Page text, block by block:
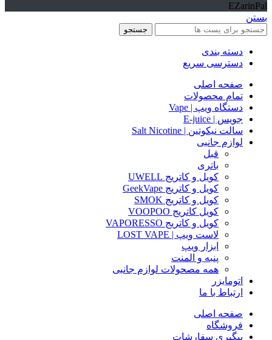
EZarinPal
بستن
جستجو
دسته بندی
دسترسی سریع
صفحه اصلی
تمام محصولات
دستگاه ویپ | Vape
جویس | E-juice
سالت نیکوتین | Salt Nicotine
لوازم جانبی
قبل
باتری
کویل و کاتریج UWELL
کویل و کاتریج GeekVape
کویل و کاتریج SMOK
کویل کاتریج VOOPOO
کویل و کاتریج VAPORESSO
لاست ویپ | LOST VAPE
ابزار ویپ
پنبه و المنت
همه مصحولات لوازم جانبی
اتومایزر
ارتباط با ما
صفحه اصلی
فروشگاه
پیگیری سفارشات